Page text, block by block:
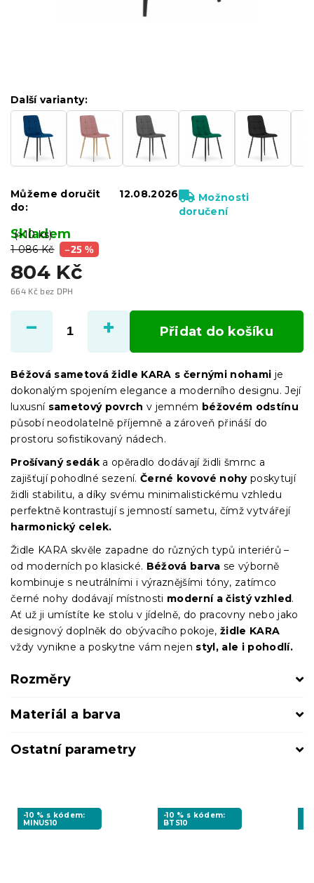
1 086 Kč –25 %
804 Kč
664 Kč bez DPH
cena:
Skladem
(>10 ks)
Další varianty:
Můžeme doručit
do:
12.08.2026
Možnosti
doručení
Přidat do košíku
Béžová sametová židle KARA s černými nohami je
dokonalým spojením elegance a moderního designu. Její
luxusní sametový povrch v jemném béžovém odstínu
působí neodolatelně příjemně a zároveň přináší do
prostoru sofistikovaný nádech.
Prošívaný sedák a opěradlo dodávají židli šmrnc a
zajišťují pohodlné sezení. Černé kovové nohyposkytují
židli stabilitu, a díky svému minimalistickému vzhledu
perfektně kontrastují s jemností sametu, čímž vytvářejí
harmonický celek.
Židle KARA skvěle zapadne do různých typů interiérů –
od moderních po klasické. Béžová barva se výborně
kombinuje s neutrálními i výraznějšími tóny, zatímco
černé nohy dodávají místnosti moderní a čistý vzhled.
Ať už ji umístíte ke stolu v jídelně, do pracovny nebo jako
designový doplněk do obývacího pokoje, židle KARA
vždy vynikne a poskytne vám nejen styl, ale i pohodlí.
Rozměry
Materiál a barva
Ostatní parametry
-10 % s kódem:
MINUS10
-10 % s kódem:
BTS10